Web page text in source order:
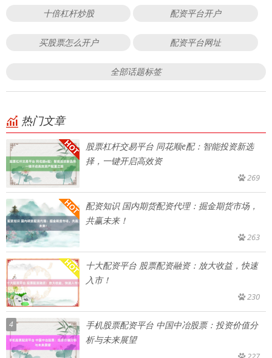
十倍杠杆炒股 配资平台开户
买股票怎么开户 配资平台网址
全部话题标签
热门文章
股票杠杆交易平台 同花顺e配：智能投资新选
择，一键开启高效资
269
配资知识 国内期货配资代理：掘金期货市场，
共赢未来！
263
十大配资平台 股票配资融资：放大收益，快速
入市！
230
4
手机股票配资平台 中国中冶股票：投资价值分
析与未来展望